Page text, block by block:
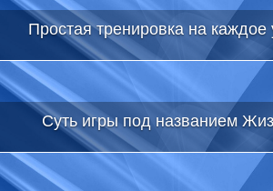
Простая тренировка на каждое
Суть игры под названием